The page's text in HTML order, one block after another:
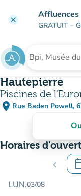
clear Affluences
GRATUIT –
Rechercher un
Hautepierre
Piscines de
place Rue Baden Powell,
Horaires
chevron_left .
LUN.03/08